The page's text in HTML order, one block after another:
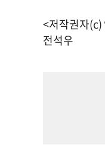
<저작권자(c)
전석우